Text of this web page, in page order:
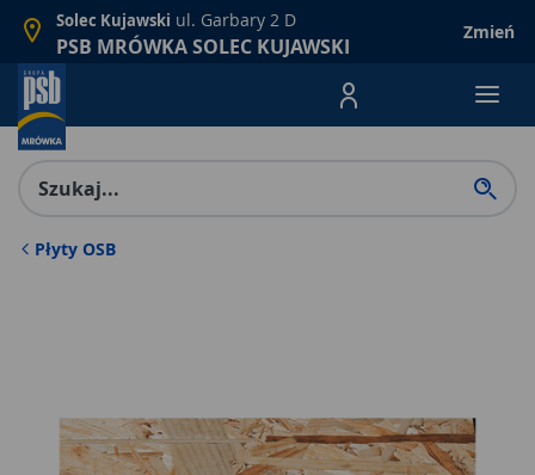
Solec Kujawski ul. Garbary 2 D
PSB MRÓWKA SOLEC KUJAWSKI
Zmień
Menu Produktów,
Płyty OSB